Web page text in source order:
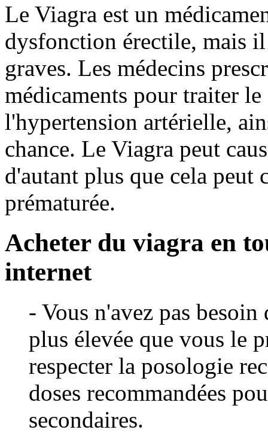
Le Viagra est un
dysfonction érectile, mais
graves. Les médecins
médicaments pour traiter
l'hypertension artérielle,
chance. Le Viagra peut
d'autant plus que cela peut
prématurée.
Acheter du viagra en
internet
- Vous n'avez pas
plus élevée que vous le
respecter la posologie
doses recommandées
secondaires.